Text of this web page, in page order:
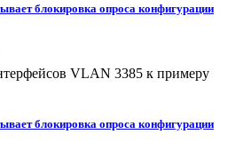
блокировка опроса конфигурации
VLAN 3385 к примеру
блокировка опроса конфигурации